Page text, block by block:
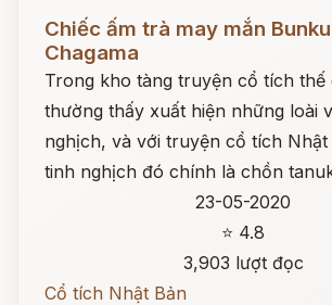
Đọc ngay
Chiếc ấm trà may mắn
Chagama
Trong kho tàng truyện cổ tích thế
thường thấy xuất hiện những loài
nghịch, và với truyện cổ tích Nhật
tinh nghịch đó chính là chồn
23-05-2020
⭐ 4.8
3,903 lượt đọc
Cổ tích Nhật Bản